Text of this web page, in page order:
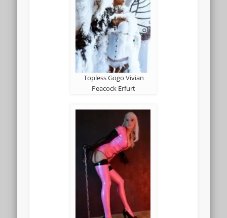
Topless Gogo Vivian
Peacock Erfurt